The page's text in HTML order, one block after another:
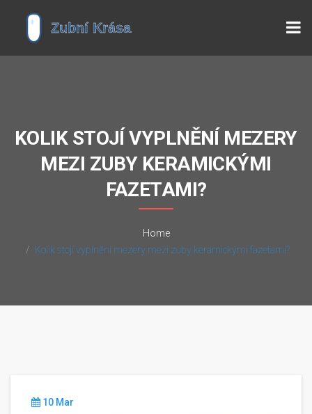
KOLIK STOJÍ VYPLNĚNÍ MEZERY
MEZI ZUBY KERAMICKÝMI
FAZETAMI?
Home
Kolik stojí vyplnění mezery mezi zuby keramickými fazetami?
10 Mar